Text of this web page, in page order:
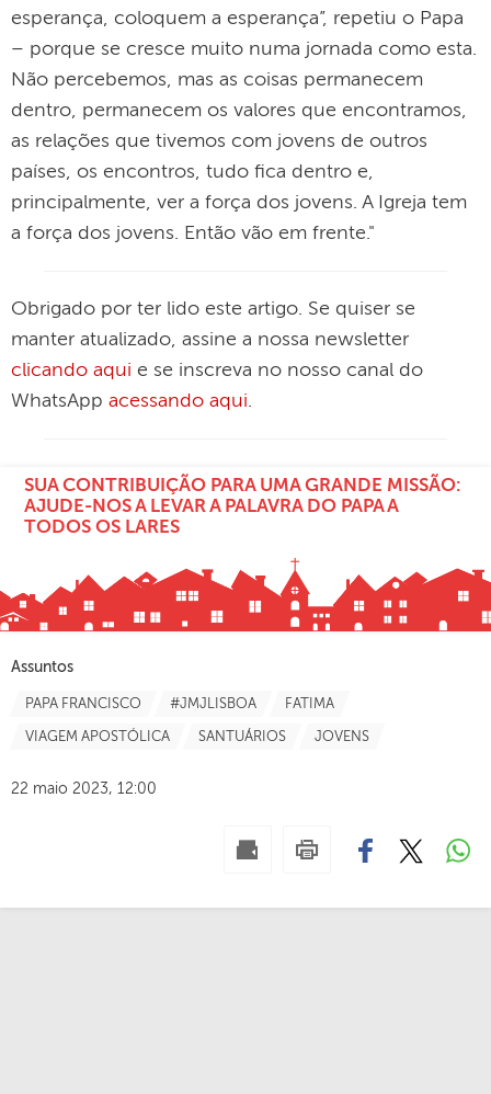
esperança, coloquem a esperança”, repetiu o Papa
– porque se cresce muito numa jornada como esta.
Não percebemos, mas as coisas permanecem
dentro, permanecem os valores que encontramos,
as relações que tivemos com jovens de outros
países, os encontros, tudo fica dentro e,
principalmente, ver a força dos jovens. A Igreja tem
a força dos jovens. Então vão em frente."
Obrigado por ter lido este artigo. Se quiser se
manter atualizado, assine a nossa newsletter
clicando aqui e se inscreva no nosso canal do
WhatsApp acessando aqui.
SUA CONTRIBUIÇÃO PARA UMA GRANDE MISSÃO:
AJUDE-NOS A LEVAR A PALAVRA DO PAPA A
TODOS OS LARES
Assuntos
PAPA FRANCISCO #JMJLISBOA FATIMA
VIAGEM APOSTÓLICA SANTUÁRIOS JOVENS
22 maio 2023, 12:00